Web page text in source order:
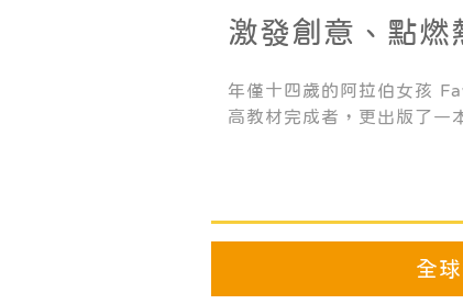
激發創意、點
開啟無限可能
年僅十四歲的阿拉伯女孩
高教材完成者，更出版了一
並收到來自各界包括奈及利
美國聯合國大使、學術界教
讓更多人從這本書中受益。
全